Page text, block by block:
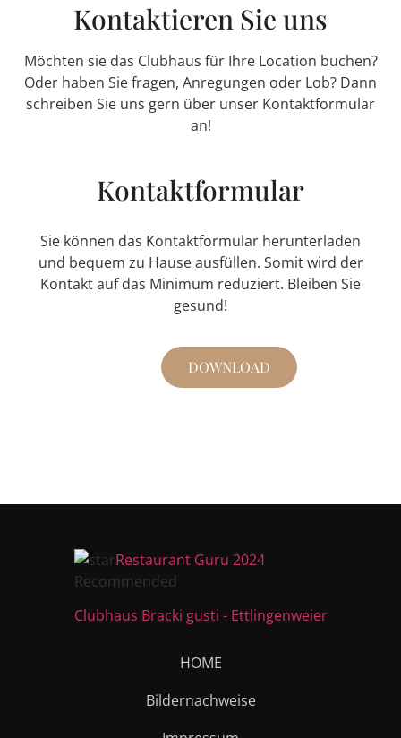
Kontaktieren Sie uns
Möchten sie das Clubhaus für Ihre Location buchen?
Oder haben Sie fragen, Anregungen oder Lob? Dann
schreiben Sie uns gern über unser Kontaktformular
an!
Kontaktformular
Sie können das Kontaktformular herunterladen
und bequem zu Hause ausfüllen. Somit wird der
Kontakt auf das Minimum reduziert. Bleiben Sie
gesund!
DOWNLOAD
HOME
Bildernachweise
Restaurant Guru 2024
Recommended
Clubhaus Bracki gusti - Ettlingenweier